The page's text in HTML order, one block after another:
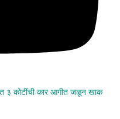
३ कोटींची कार आगीत जळून खाक